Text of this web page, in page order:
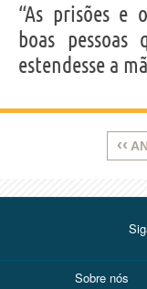
“As prisões e
boas
estendesse a
‹‹
Sobre nós